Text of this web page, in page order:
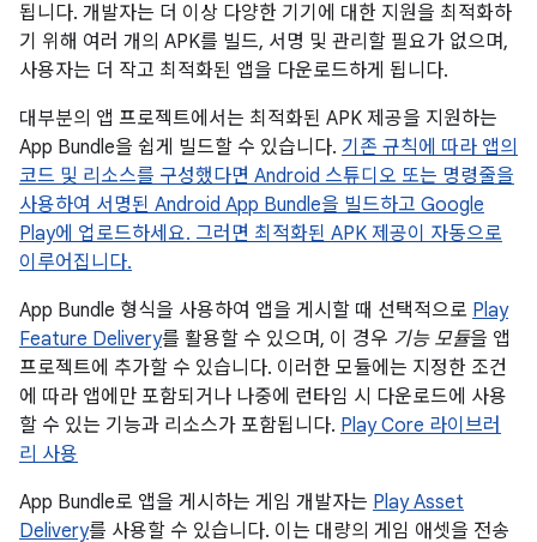
됩니다. 개발자는 더 이상 다양한 기기에 대한 지원을 최적화하
기 위해 여러 개의 APK를 빌드, 서명 및 관리할 필요가 없으며,
사용자는 더 작고 최적화된 앱을 다운로드하게 됩니다.
대부분의 앱 프로젝트에서는 최적화된 APK 제공을 지원하는
App Bundle을 쉽게 빌드할 수 있습니다. 기존 규칙에 따라 앱의
코드 및 리소스를 구성했다면 Android 스튜디오 또는 명령줄을
사용하여 서명된 Android App Bundle을 빌드하고 Google
Play에 업로드하세요. 그러면 최적화된 APK 제공이 자동으로
이루어집니다.
App Bundle 형식을 사용하여 앱을 게시할 때 선택적으로 Play
Feature Delivery를 활용할 수 있으며, 이 경우 기능 모듈을 앱
프로젝트에 추가할 수 있습니다. 이러한 모듈에는 지정한 조건
에 따라 앱에만 포함되거나 나중에 런타임 시 다운로드에 사용
할 수 있는 기능과 리소스가 포함됩니다. Play Core 라이브러
리 사용
App Bundle로 앱을 게시하는 게임 개발자는 Play Asset
Delivery를 사용할 수 있습니다. 이는 대량의 게임 애셋을 전송